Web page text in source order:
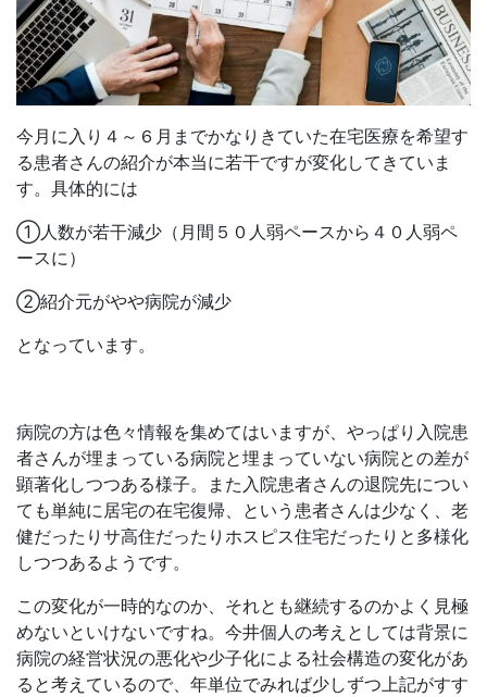
今月に入り４～６月までかなりきていた在宅医療を希望す
る患者さんの紹介が本当に若干ですが変化してきていま
す。具体的には
①人数が若干減少（月間５０人弱ペースから４０人弱ペ
ースに）
②紹介元がやや病院が減少
となっています。
病院の方は色々情報を集めてはいますが、やっぱり入院患
者さんが埋まっている病院と埋まっていない病院との差が
顕著化しつつある様子。また入院患者さんの退院先につい
ても単純に居宅の在宅復帰、という患者さんは少なく、老
健だったりサ高住だったりホスピス住宅だったりと多様化
しつつあるようです。
この変化が一時的なのか、それとも継続するのかよく見極
めないといけないですね。今井個人の考えとしては背景に
病院の経営状況の悪化や少子化による社会構造の変化があ
ると考えているので、年単位でみれば少しずつ上記がすす